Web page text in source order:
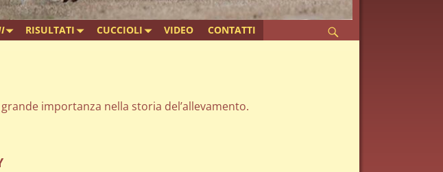
RISULTATI CUCCIOLI VIDEO CONTATTI
importanza nella storia del’allevamento.